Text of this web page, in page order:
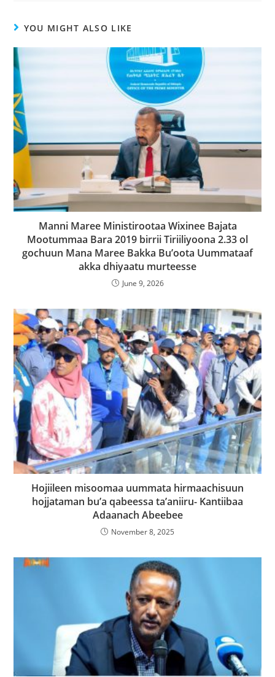
YOU MIGHT ALSO LIKE
Manni Maree Ministirootaa Wixinee Bajata
Mootummaa Bara 2019 birrii Tiriiliyoona 2.33 ol
gochuun Mana Maree Bakka Bu’oota Uummataaf
akka dhiyaatu murteesse
June 9, 2026
Hojiileen misoomaa uummata hirmaachisuun
hojjataman bu’a qabeessa ta’aniiru- Kantiibaa
Adaanach Abeebee
November 8, 2025